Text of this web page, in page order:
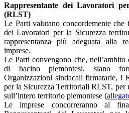
Rappresentante dei Lavoratori
(RLST)
Le Parti valutano concordemente che
dei Lavoratori per la Sicurezza
rappresentanza più adeguata alla
imprese.
Le Parti convengono che,
di bacino piemontesi, siano
Organizzazioni sindacali firmatarie, i
per la Sicurezza Territoriali RLST, per
sull’intero territorio piemontese (
Le imprese concorreranno al